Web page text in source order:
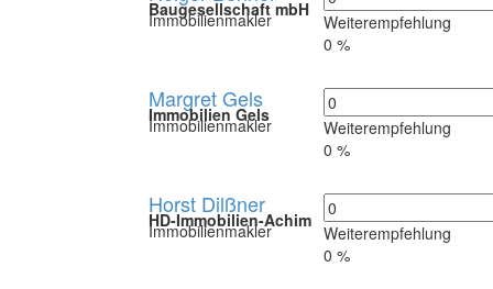
Immobilienmakler
Baugesellschaft mbH
Weiterempfehlung
0 %
Margret Gels
Immobilienmakler
Immobilien Gels
Weiterempfehlung
0 %
Horst Dilßner
Immobilienmakler
HD-Immobilien-Achim
Weiterempfehlung
0 %